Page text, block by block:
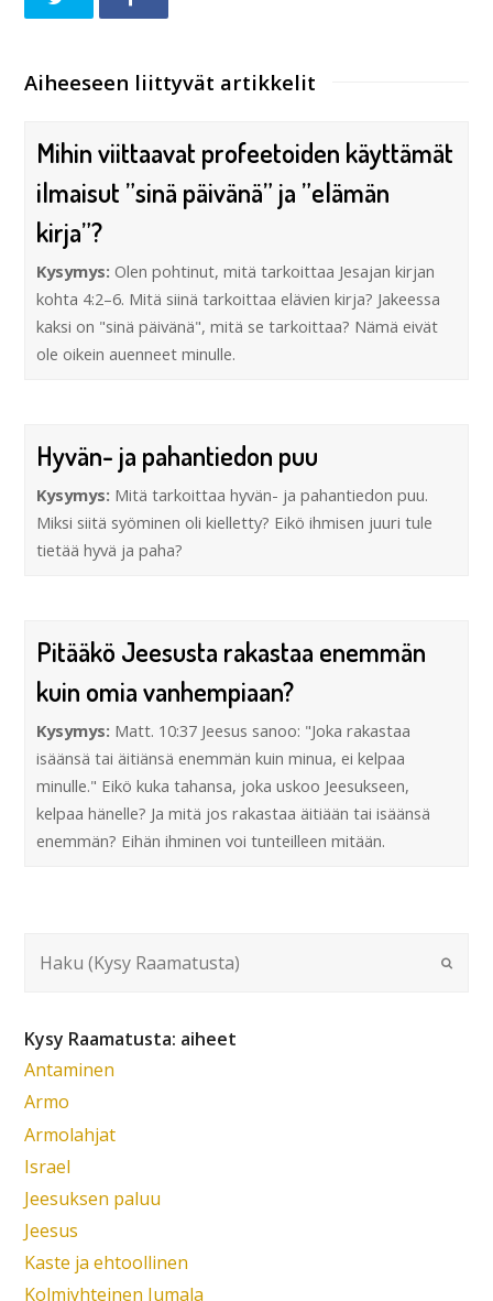
Aiheeseen liittyvät artikkelit
Mihin viittaavat profeetoiden käyttämät
ilmaisut ”sinä päivänä” ja ”elämän
kirja”?
Kysymys:Olen pohtinut, mitä tarkoittaa Jesajan kirjan
kohta 4:2–6. Mitä siinä tarkoittaa elävien kirja? Jakeessa
kaksi on "sinä päivänä", mitä se tarkoittaa? Nämä eivät
ole oikein auenneet minulle.
Hyvän- ja pahantiedon puu
Kysymys: Mitä tarkoittaa hyvän- ja pahantiedon puu.
Miksi siitä syöminen oli kielletty? Eikö ihmisen juuri tule
tietää hyvä ja paha?
Pitääkö Jeesusta rakastaa enemmän
kuin omia vanhempiaan?
Kysymys: Matt. 10:37 Jeesus sanoo: "Joka rakastaa
isäänsä tai äitiänsä enemmän kuin minua, ei kelpaa
minulle." Eikö kuka tahansa, joka uskoo Jeesukseen,
kelpaa hänelle? Ja mitä jos rakastaa äitiään tai isäänsä
enemmän? Eihän ihminen voi tunteilleen mitään.
Kysy Raamatusta: aiheet
Antaminen
Armo
Armolahjat
Israel
Jeesuksen paluu
Jeesus
Kaste ja ehtoollinen
Kolmiyhteinen Jumala